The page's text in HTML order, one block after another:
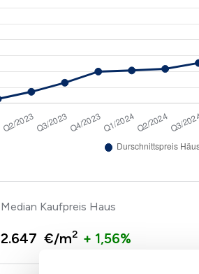
Kaufpreis Haus
2.647 €/m2 + 1,56%